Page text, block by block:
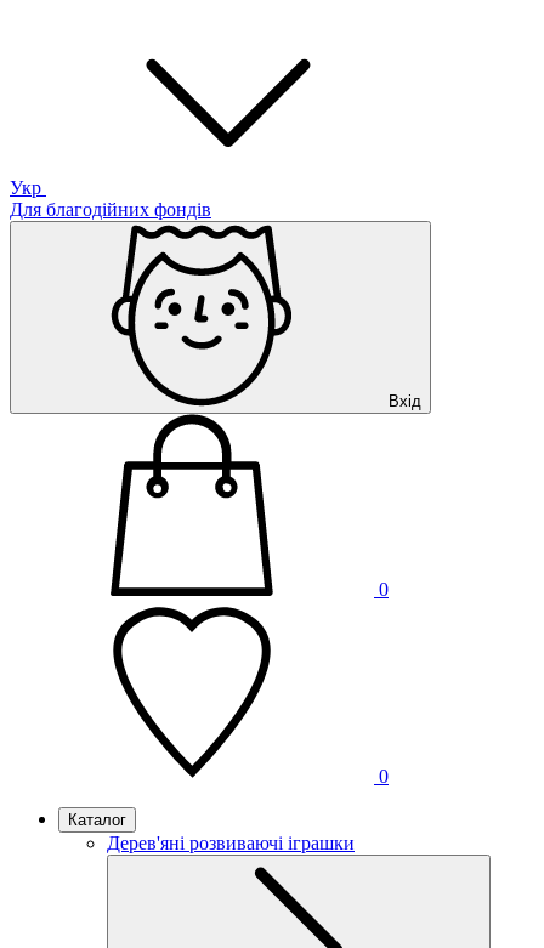
Укр
Для благодійних фондів
Вхід
0
0
Каталог
Дерев'яні розвиваючі іграшки